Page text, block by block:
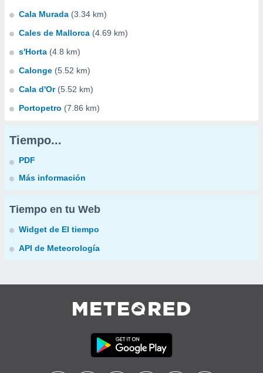
Cala Murada (3.34 km)
Cales de Mallorca (4.69 km)
s'Horta (4.8 km)
Calonge (5.52 km)
Cala d'Or (5.52 km)
Portopetro (7.86 km)
Tiempo...
PDF
Más información
Tiempo en tu Web
Widget de El tiempo
API de Meteorología